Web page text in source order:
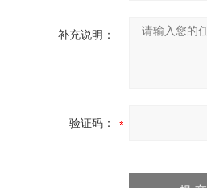
补充说明：
验证码：